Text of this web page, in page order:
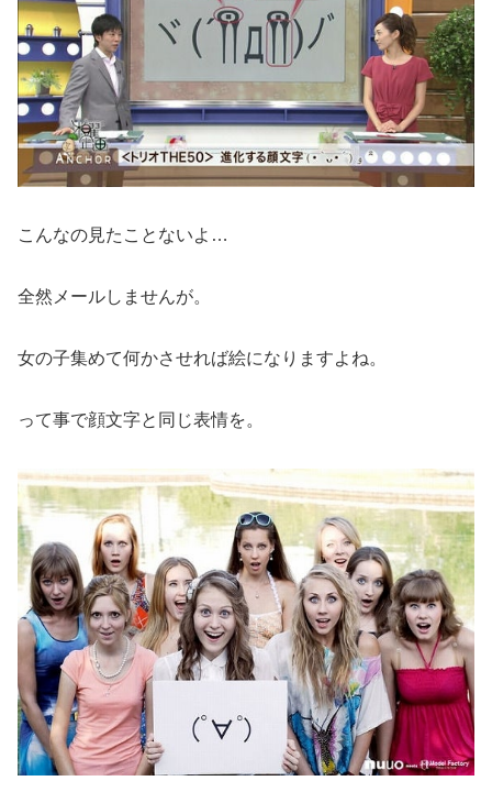
こんなの見たことないよ…
全然メールしませんが。
女の子集めて何かさせれば絵になりますよね。
って事で顔文字と同じ表情を。